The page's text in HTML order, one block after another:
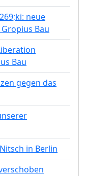
neue
Bau
Bau
gegen das
in Berlin